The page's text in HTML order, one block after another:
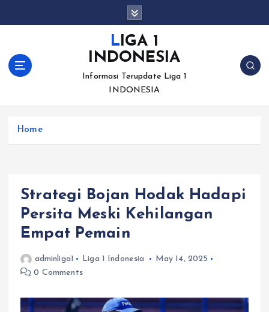
LIGA 1
INDONESIA
Informasi Terupdate Liga 1
INDONESIA
Home
Strategi Bojan Hodak Hadapi
Persita Meski Kehilangan
Empat Pemain
adminliga1 Liga 1 Indonesia
May 14, 2025
0 Comments